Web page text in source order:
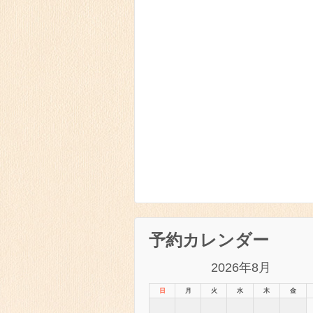
予約カレンダー
2026年8月
日 月 火 水 木 金